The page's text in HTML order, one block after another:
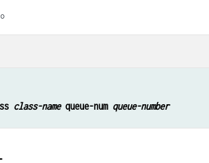
class-name queue-num queue-number